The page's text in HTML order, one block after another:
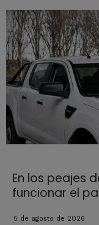
En los peajes
funcionar el
5 de agosto de 2026